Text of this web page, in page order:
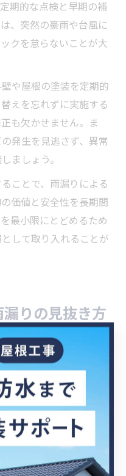
期的な点検と早期の補
、突然の豪雨や台風に
クを怠らないことが大
や屋根の塗装を定期的
えを忘れずに実施する
も欠かせません。ま
発生を見逃さず、異常
ましょう。
ことで、雨漏りによる
価値と安全性を長期間
最小限にとどめるため
して取り入れることが
りの見抜き方
が欠かせない理由
は、劣化部分の点検が
異常がなくても、屋根
が進行しているケース
ないことがあるからで
る強風・豪雨は、屋根